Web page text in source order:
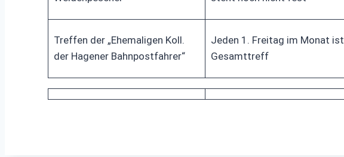
Treffen der „Ehemaligen Koll.
der Hagener Bahnpostfahrer“
Jeden 1. Freitag im Monat ist
Gesamttreff